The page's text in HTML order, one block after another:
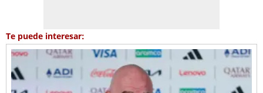
Te puede interesar: